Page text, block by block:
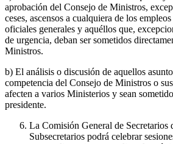
aprobación del Consejo de Ministros,
ceses, ascensos a cualquiera de los
oficiales generales y aquéllos que,
de urgencia, deban ser sometidos
Ministros.
b) El análisis o discusión de aquellos
competencia del Consejo de Ministros o
afecten a varios Ministerios y sean
presidente.
La Comisión General de Secretarios
Subsecretarios podrá celebrar